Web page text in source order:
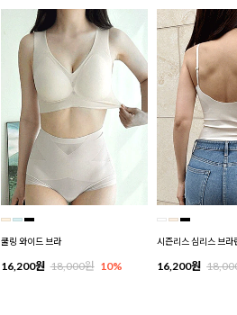
쿨링 와이드 브라
16,200원 18,000원 10%
시즌리스 심리스 브라
16,200원